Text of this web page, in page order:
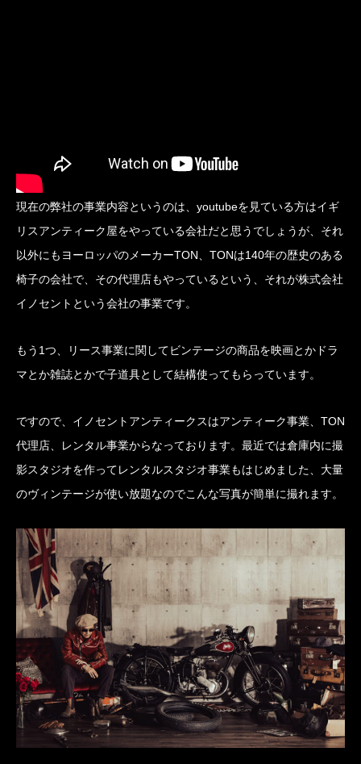
現在の弊社の事業内容というのは、youtubeを見ている方はイギ
リスアンティーク屋をやっている会社だと思うでしょうが、それ
以外にもヨーロッパのメーカーTON、TONは140年の歴史のある
椅子の会社で、その代理店もやっているという、それが株式会社
イノセントという会社の事業です。
もう1つ、リース事業に関してビンテージの商品を映画とかドラ
マとか雑誌とかで子道具として結構使ってもらっています。
ですので、イノセントアンティークスはアンティーク事業、TON
代理店、レンタル事業からなっております。最近では倉庫内に撮
影スタジオを作ってレンタルスタジオ事業もはじめました、大量
のヴィンテージが使い放題なのでこんな写真が簡単に撮れます。